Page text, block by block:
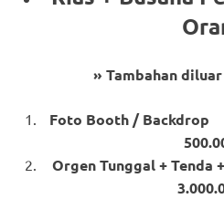
» Tambahan
Foto Booth /
Orgen Tunggal +